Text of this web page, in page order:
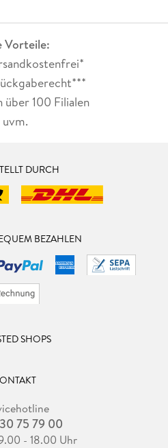
Vorteile:
über 100 Filialen
uvm.
DURCH
BEZAHLEN
SHOPS
75 79 00
- 18.00 Uhr